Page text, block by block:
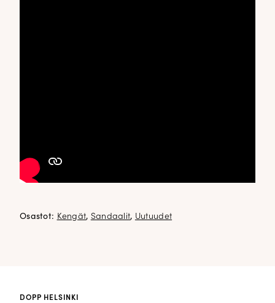
Osastot: Kengät, Sandaalit, Uutuudet
DOPP HELSINKI